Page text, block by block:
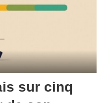
sur cinq